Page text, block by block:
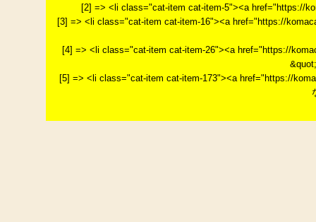
[2] => <li class="cat-item cat-item-5"><a href="https://
[3] => <li class="cat-item cat-item-16"><a href="https://
[4] => <li class="cat-item cat-item-26"><a href="https://
[5] => <li class="cat-item cat-item-173"><a href="https://